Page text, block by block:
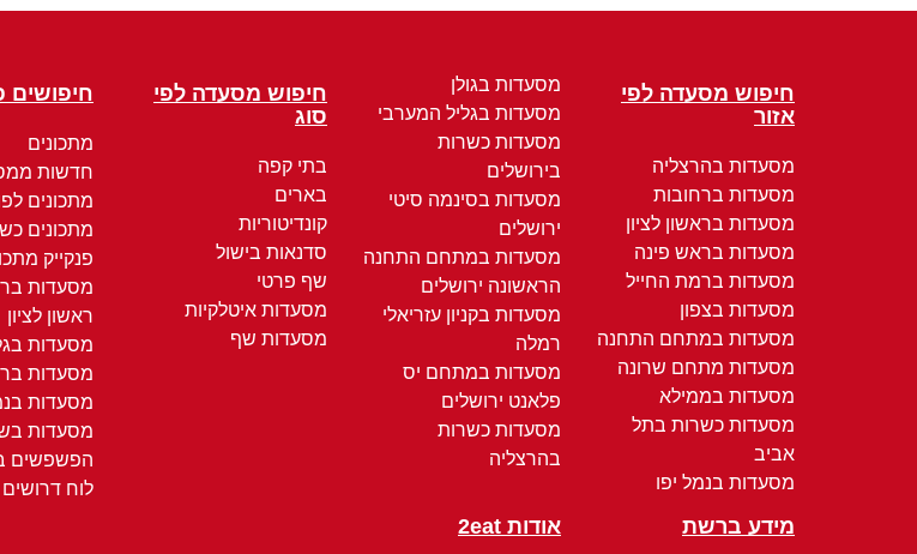
חיפוש מסעדה לפי
אזור
מסעדות בהרצליה
מסעדות ברחובות
מסעדות בראשון לציון
מסעדות בראש פינה
מסעדות ברמת החייל
מסעדות בצפון
מסעדות במתחם התחנה
מסעדות מתחם שרונה
מסעדות בממילא
מסעדות כשרות בתל
אביב
מסעדות בנמל יפו
מסעדות בגולן
מסעדות בגליל המערבי
מסעדות כשרות
בירושלים
מסעדות בסינמה סיטי
ירושלים
מסעדות במתחם התחנה
הראשונה ירושלים
מסעדות בקניון עזריאלי
רמלה
מסעדות במתחם יס
פלאנט ירושלים
מסעדות כשרות
בהרצליה
חיפוש מסעדה לפי
סוג
בתי קפה
בארים
קונדיטוריות
סדנאות בישול
שף פרטי
מסעדות איטלקיות
מסעדות שף
חיפושים
מתכונים
חדשות
מתכונים
מתכונים
פנקייק
מסעדות
ראשון לציון
מסעדות
מסעדות
מסעדות
מסעדות
הפשפשים
לוח
מידע ברשת אודות 2eat